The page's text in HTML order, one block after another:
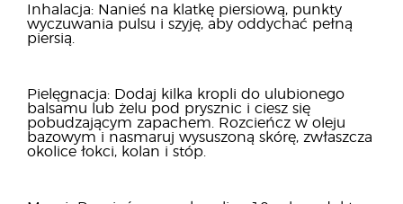
Inhalacja: Nanieś na klatkę piersiową, punkty
wyczuwania pulsu i szyję, aby oddychać pełną
piersią.
Pielęgnacja: Dodaj kilka kropli do ulubionego
balsamu lub żelu pod prysznic i ciesz się
pobudzającym zapachem. Rozcieńcz w oleju
bazowym i nasmaruj wysuszoną skórę, zwłaszcza
okolice łokci, kolan i stóp.